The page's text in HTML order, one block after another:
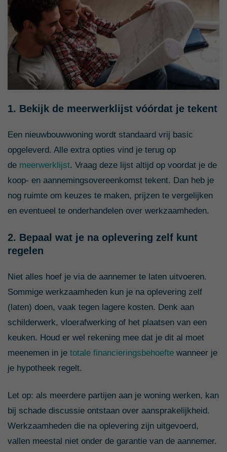
1. Bekijk de meerwerklijst vóórdat je tekent
Een nieuwbouwwoning wordt standaard vrij basic
opgeleverd. Alle extra opties vind je terug op
de meerwerklijst. Vraag deze lijst altijd op voordat je de
koop- en aannemingsovereenkomst tekent. Dan heb je
nog ruimte om keuzes te maken, prijzen te vergelijken
en eventueel te onderhandelen over werkzaamheden.
2. Bepaal wat je na oplevering zelf kunt
regelen
Niet alles hoef je via de aannemer te laten uitvoeren.
Sommige werkzaamheden kun je na oplevering zelf
(laten) doen, vaak tegen lagere kosten. Denk aan
schilderwerk, vloerafwerking of het plaatsen van een
keuken. Houd er wel rekening mee dat je dit al moet
meenemen in je totale financieringsbehoefte wanneer je
je hypotheek regelt.
Let op: als meerdere partijen aan je woning werken, kan
bij schade discussie ontstaan over aansprakelijkheid.
Werkzaamheden die na oplevering zijn uitgevoerd,
vallen meestal niet onder de garantie van de aannemer.